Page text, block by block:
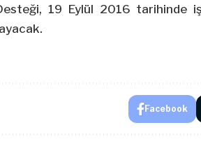
19 Eylül 2016 tarihinde
Facebook